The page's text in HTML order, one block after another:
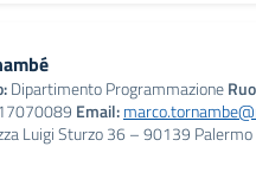
Dipartimento Programmazione
Email:
Luigi Sturzo 36 – 90139 Palermo